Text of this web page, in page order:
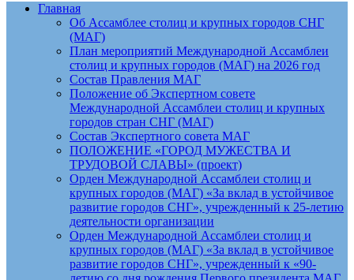
Главная
Об Ассамблее столиц и крупных городов СНГ
(МАГ)
План мероприятий Международной Ассамблеи
столиц и крупных городов (МАГ) на 2026 год
Состав Правления МАГ
Положение об Экспертном совете
Международной Ассамблеи столиц и крупных
городов стран СНГ (МАГ)
Состав Экспертного совета МАГ
ПОЛОЖЕНИЕ «ГОРОД МУЖЕСТВА И
ТРУДОВОЙ СЛАВЫ» (проект)
Орден Международной Ассамблеи столиц и
крупных городов (МАГ) «За вклад в устойчивое
развитие городов СНГ», учрежденный к 25-летию
деятельности организации
Орден Международной Ассамблеи столиц и
крупных городов (МАГ) «За вклад в устойчивое
развитие городов СНГ», учрежденный к «90-